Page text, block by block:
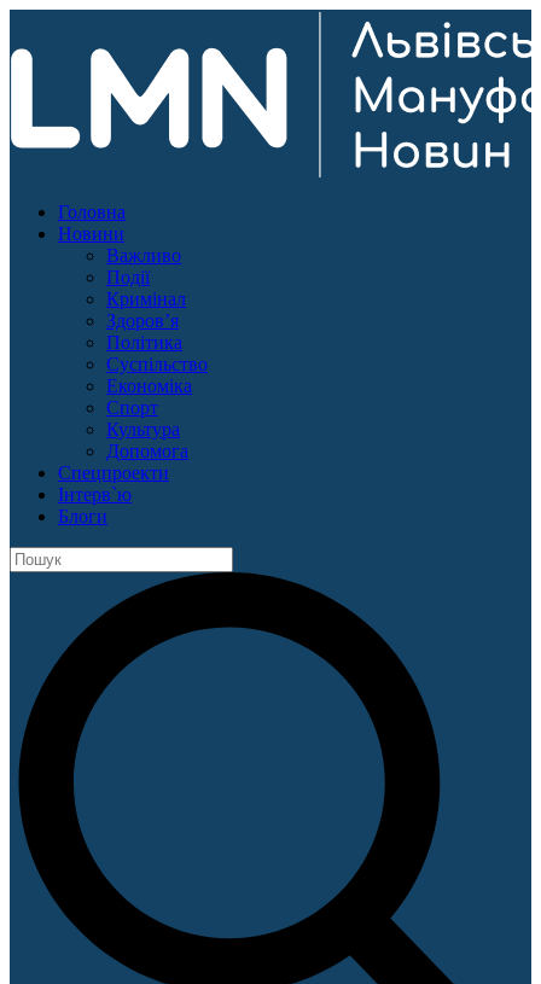
Головна
Новини
Важливо
Події
Кримінал
Здоров’я
Політика
Суспільство
Економіка
Спорт
Культура
Допомога
Спецпроекти
Інтерв`ю
Блоги